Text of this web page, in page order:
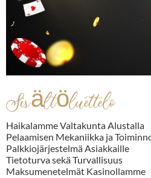
Sisältöluettelo
Haikalamme Valtakunta Alustalla
Pelaamisen Mekaniikka ja
Palkkiojärjestelmä Asiakkaille
Tietoturva sekä Turvallisuus
Maksumenetelmät Kasinollamme